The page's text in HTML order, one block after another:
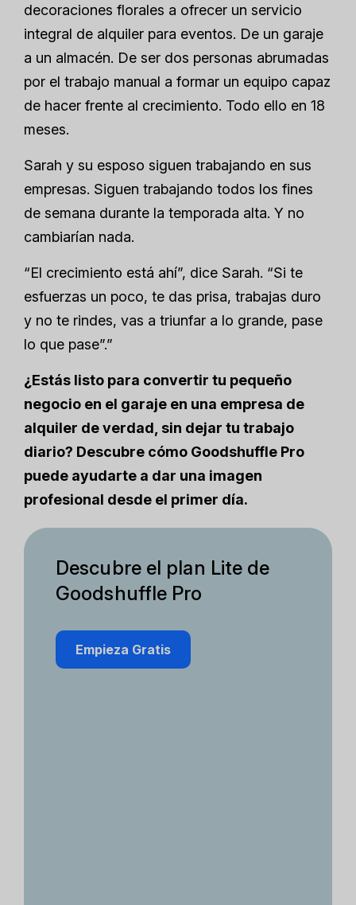
decoraciones florales a ofrecer un servicio
integral de alquiler para eventos. De un garaje
a un almacén. De ser dos personas abrumadas
por el trabajo manual a formar un equipo capaz
de hacer frente al crecimiento. Todo ello en 18
meses.
Sarah y su esposo siguen trabajando en sus
empresas. Siguen trabajando todos los fines
de semana durante la temporada alta. Y no
cambiarían nada.
“El crecimiento está ahí”, dice Sarah. “Si te
esfuerzas un poco, te das prisa, trabajas duro
y no te rindes, vas a triunfar a lo grande, pase
lo que pase”.”
¿Estás listo para convertir tu pequeño
negocio en el garaje en una empresa de
alquiler de verdad, sin dejar tu trabajo
diario? Descubre cómo Goodshuffle Pro
puede ayudarte a dar una imagen
profesional desde el primer día.
Descubre el plan Lite de
Goodshuffle Pro
Empieza Gratis